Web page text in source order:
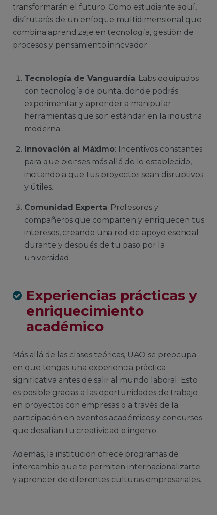
transformarán el futuro. Como estudiante aquí,
disfrutarás de un enfoque multidimensional que
combina aprendizaje en tecnología, gestión de
procesos y pensamiento innovador.
Tecnología de Vanguardía: Labs equipados
con tecnología de punta, donde podrás
experimentar y aprender a manipular
herramientas que son estándar en la industria
moderna.
Innovación al Máximo: Incentivos constantes
para que pienses más allá de lo establecido,
incitando a que tus proyectos sean disruptivos
y útiles.
Comunidad Experta: Profesores y
compañeros que comparten y enriquecen tus
intereses, creando una red de apoyo esencial
durante y después de tu paso por la
universidad.
Experiencias prácticas y
enriquecimiento
académico
Más allá de las clases teóricas, UAO se preocupa
en que tengas una experiencia práctica
significativa antes de salir al mundo laboral. Esto
es posible gracias a las oportunidades de trabajo
en proyectos con empresas o a través de la
participación en eventos académicos y concursos
que desafían tu creatividad e ingenio.
Además, la institución ofrece programas de
intercambio que te permiten internacionalizarte
y aprender de diferentes culturas empresariales.